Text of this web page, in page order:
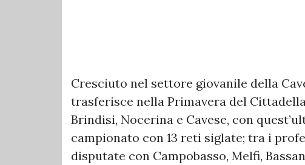
Cresciuto nel settore giovanile della
trasferisce nella Primavera del
Brindisi, Nocerina e Cavese, con
campionato con 13 reti siglate; tra i
disputate con Campobasso, Melfi,